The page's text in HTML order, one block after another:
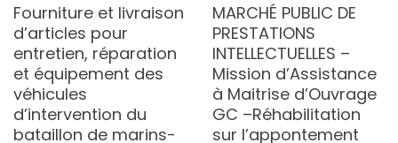
Fourniture et livraison
d’articles pour
entretien, réparation
et équipement des
véhicules
d’intervention du
bataillon de marins-
MARCHÉ PUBLIC DE
PRESTATIONS
INTELLECTUELLES –
Mission d’Assistance
à Maitrise d’Ouvrage
GC –Réhabilitation
sur l’appontement